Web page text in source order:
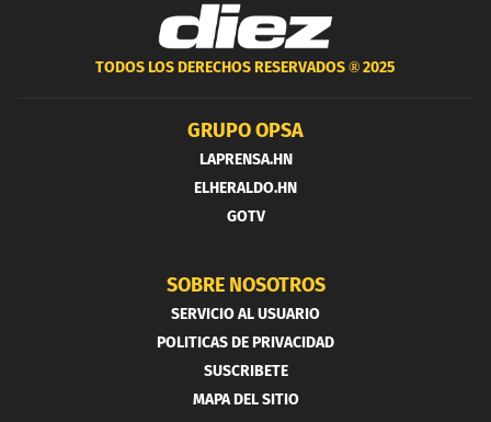
TODOS LOS DERECHOS RESERVADOS ®2025
GRUPO OPSA
LAPRENSA.HN
ELHERALDO.HN
GOTV
SOBRE NOSOTROS
SERVICIO AL USUARIO
POLITICAS DE PRIVACIDAD
SUSCRIBETE
MAPA DEL SITIO